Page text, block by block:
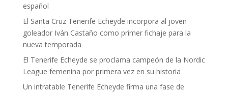
español
El Santa Cruz Tenerife Echeyde incorpora al joven
goleador Iván Castaño como primer fichaje para la
nueva temporada
El Tenerife Echeyde se proclama campeón de la Nordic
League femenina por primera vez en su historia
Un intratable Tenerife Echeyde firma una fase de